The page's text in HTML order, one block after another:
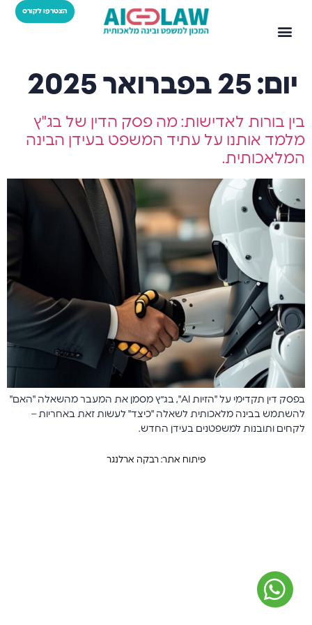
הצטרפו לקורס
יום: 25 בפברואר 2025
בין בורות לאדישות: מה פסק הדין של בג"ץ
מלמד אותנו על עתיד המשפט בעידן הבינה
המלאכותית.
בפסק דין תקדימי על "הזיות AI", בג״ץ מסמן את המעבר מהשאלה "האם"
להשתמש בבינה מלאכותית לשאלה "כיצד" לעשות זאת באחריות –
לקחים ותובנות למשפטנים בעידן החדש.
פיתוח אתר: רבקה ארלנגר